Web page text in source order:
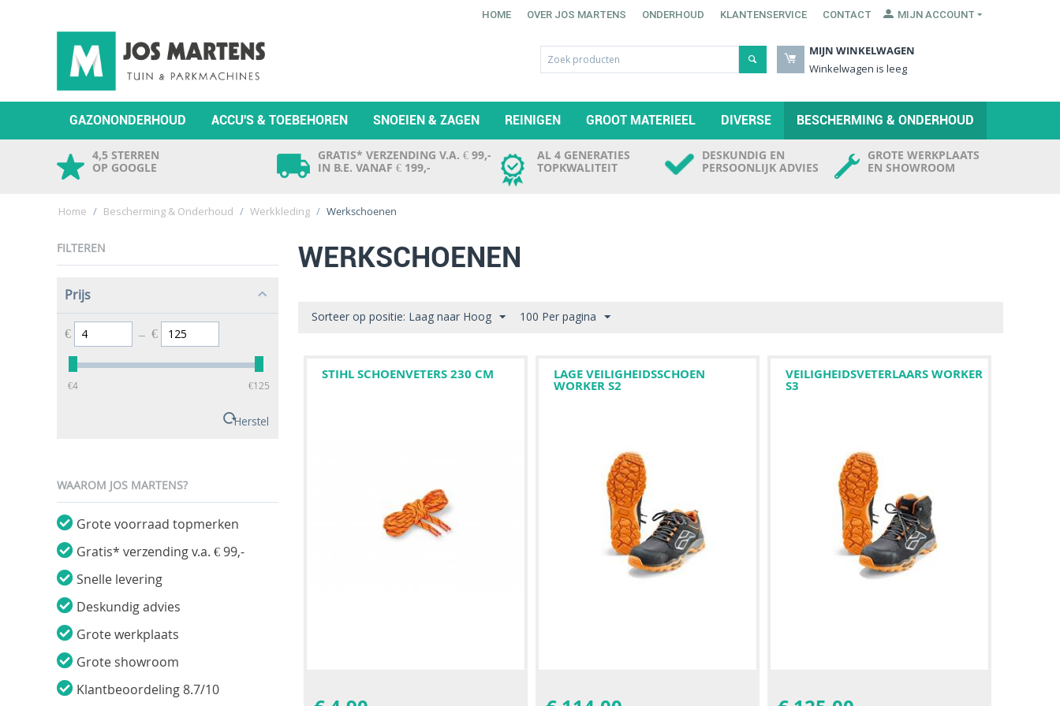
HOME OVER JOS MARTENS ONDERHOUD KLANTENSERVICE CONTACT MIJN ACCOUNT
MIJN WINKELWAGEN
Winkelwagen is leeg
GAZONONDERHOUD ACCU'S & TOEBEHOREN SNOEIEN & ZAGEN REINIGEN GROOT MATERIEEL DIVERSE BESCHERMING & ONDERHOUD
4,5 STERREN
OP GOOGLE
GRATIS* VERZENDING V.A. € 99,-
IN B.E. VANAF € 199,-
AL 4 GENERATIES
TOPKWALITEIT
DESKUNDIG EN
PERSOONLIJK ADVIES
GROTE WERKPLAATS
EN SHOWROOM
Home / Bescherming & Onderhoud / Werkkleding / Werkschoenen
FILTEREN
Prijs
€ – €
‎€4 ‎€125
Herstel
WAAROM JOS MARTENS?
Grote voorraad topmerken
Gratis* verzending v.a. € 99,-
Snelle levering
Deskundig advies
Grote werkplaats
Grote showroom
Klantbeoordeling 8.7/10
WERKSCHOENEN
Sorteer op positie: Laag naar Hoog 100 Per pagina
STIHL SCHOENVETERS 230 CM LAGE VEILIGHEIDSSCHOEN
WORKER S2
VEILIGHEIDSVETERLAARS WORKER
S3